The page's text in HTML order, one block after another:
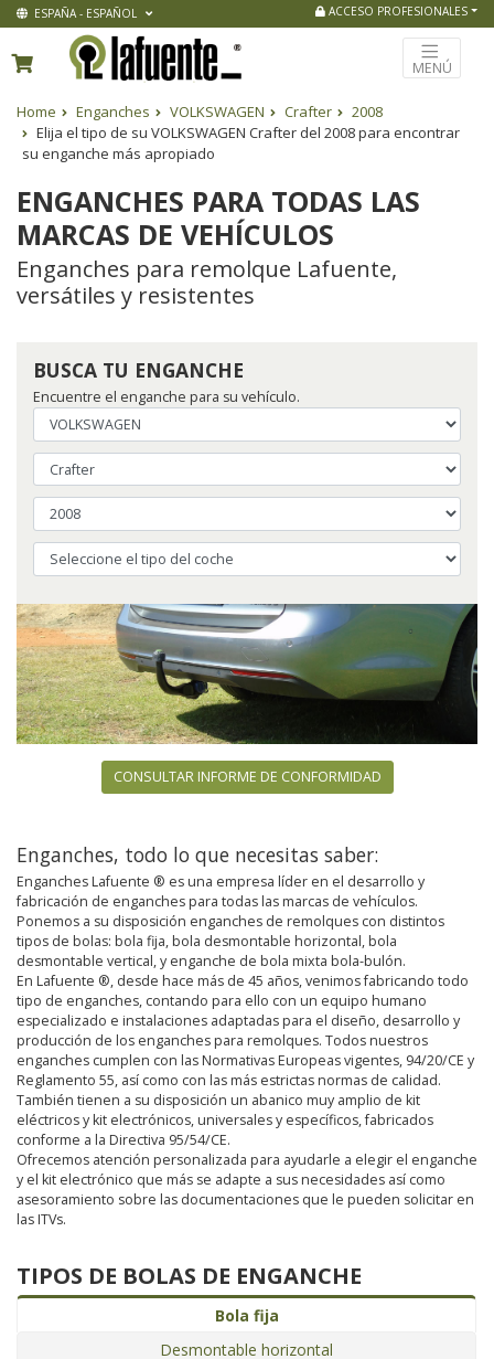
ESPAÑA - ESPAÑOL ACCESO PROFESIONALES
MENÚ
Home Enganches VOLKSWAGEN Crafter
2008
Elija el tipo de su VOLKSWAGEN Crafter del 2008 para encontrar
su enganche más apropiado
ENGANCHES PARA TODAS LAS
MARCAS DE VEHÍCULOS
Enganches para remolque Lafuente,
versátiles y resistentes
BUSCA TU ENGANCHE
Encuentre el enganche para su vehículo.
CONSULTAR INFORME DE CONFORMIDAD
Enganches, todo lo que necesitas saber:
Enganches Lafuente ® es una empresa líder en el desarrollo y
fabricación de enganches para todas las marcas de vehículos.
Ponemos a su disposición enganches de remolques con distintos
tipos de bolas: bola fija, bola desmontable horizontal, bola
desmontable vertical, y enganche de bola mixta bola-bulón.
En Lafuente ®, desde hace más de 45 años, venimos fabricando todo
tipo de enganches, contando para ello con un equipo humano
especializado e instalaciones adaptadas para el diseño, desarrollo y
producción de los enganches para remolques. Todos nuestros
enganches cumplen con las Normativas Europeas vigentes, 94/20/CE y
Reglamento 55, así como con las más estrictas normas de calidad.
También tienen a su disposición un abanico muy amplio de kit
eléctricos y kit electrónicos, universales y específicos, fabricados
conforme a la Directiva 95/54/CE.
Ofrecemos atención personalizada para ayudarle a elegir el enganche
y el kit electrónico que más se adapte a sus necesidades así como
asesoramiento sobre las documentaciones que le pueden solicitar en
las ITVs.
TIPOS DE BOLAS DE ENGANCHE
Bola fija
Desmontable horizontal